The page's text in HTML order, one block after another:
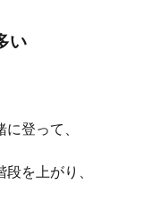
い
登って、
を上がり、